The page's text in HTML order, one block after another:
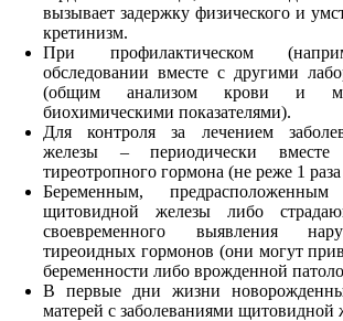
вызывает задержку физического и
кретинизм.
При профилактическом
обследовании вместе с другими
(общим анализом крови и
биохимическими показателями).
Для контроля за лечением
железы – периодически вместе
тиреотропного гормона (не реже 1
Беременным,
щитовидной железы либо
своевременного выявления
тиреоидных гормонов (они могут
беременности либо врожденной
В первые дни жизни
матерей с заболеваниями щитовидной